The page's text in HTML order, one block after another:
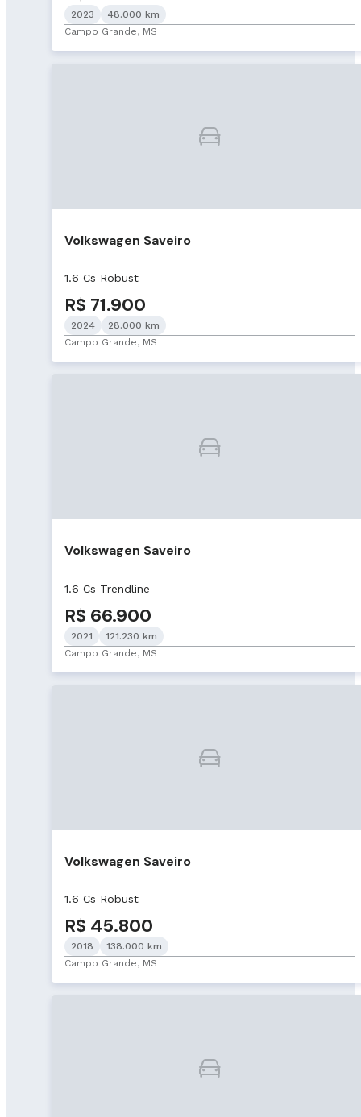
2023
48.000 km
Campo Grande, MS
Volkswagen Saveiro
1.6 Cs Robust
R$ 71.900
2024
28.000 km
Campo Grande, MS
Volkswagen Saveiro
1.6 Cs Trendline
R$ 66.900
2021
121.230 km
Campo Grande, MS
Volkswagen Saveiro
1.6 Cs Robust
R$ 45.800
2018
138.000 km
Campo Grande, MS